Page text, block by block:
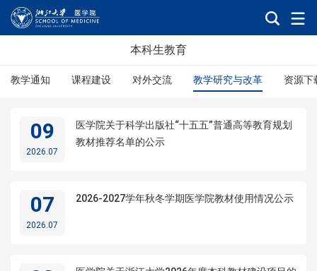
本科生教育
教学通知 课程建设 对外交流 教学研究与改革 资源下
09
2026.07
医学院关于科学出版社“十五五”普通高等教育规划
教材推荐名单的公示
07
2026.07
2026-2027学年秋冬学期医学院教材使用情况公示